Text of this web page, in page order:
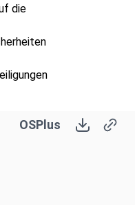
die
OSPlus